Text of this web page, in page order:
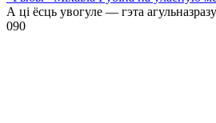
А ці ёсць увогуле — гэта
090